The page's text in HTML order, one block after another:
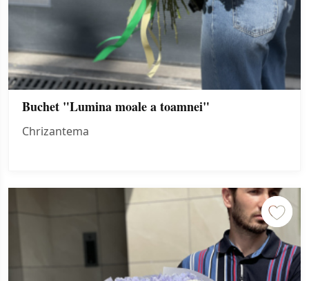
Buchet "Lumina moale a toamnei"
Chrizantema